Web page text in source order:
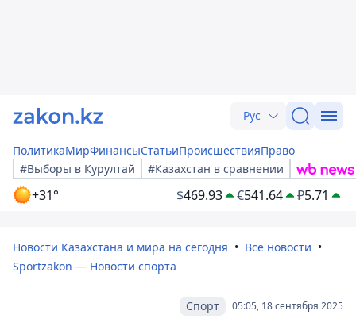
Рус
ПолитикаМирФинансыСтатьиПроисшествияПраво
#Выборы в Курултай
#Казахстан в сравнении
+31° $469.93 €541.64 ₽5.71
Новости Казахстана и мира на сегодня
Все новости
Sportzakon — Новости спорта
05:05, 18 сентября 2025
Спорт